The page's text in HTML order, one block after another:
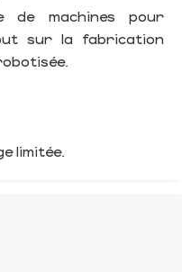
de machines pour
sur la fabrication
limitée.